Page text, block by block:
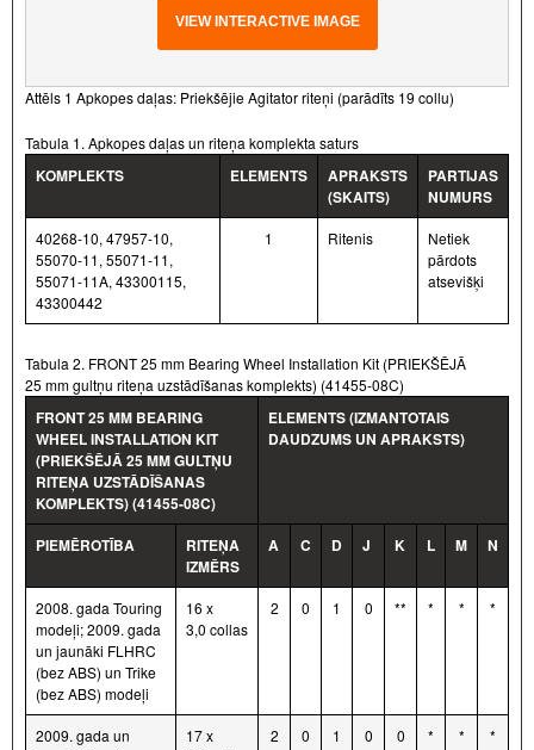
VIEW INTERACTIVE IMAGE
Attēls 1 Apkopes daļas: Priekšējie Agitator riteņi (parādīts 19 collu)
Tabula 1. Apkopes daļas un riteņa komplekta saturs
KOMPLEKTS ELEMENTS
APRAKSTS
(SKAITS)
PARTIJAS
NUMURS
40268-10, 47957-10,
55070-11, 55071-11,
55071-11A, 43300115,
43300442
1 Ritenis
Netiek
pārdots
atsevišķi
Tabula 2. FRONT 25 mm Bearing Wheel Installation Kit (PRIEKŠĒJĀ
25 mm gultņu riteņa uzstādīšanas komplekts) (41455-08C)
FRONT 25 MM BEARING
WHEEL INSTALLATION KIT
(PRIEKŠĒJĀ 25 MM GULTŅU
RITEŅA UZSTĀDĪŠANAS
KOMPLEKTS) (41455-08C)
ELEMENTS (IZMANTOTAIS
DAUDZUMS UN APRAKSTS)
PIEMĒROTĪBA
RITEŅA
IZMĒRS
A C D J K L M N
2008. gada Touring
modeļi; 2009. gada
un jaunāki FLHRC
(bez ABS) un Trike
(bez ABS) modeļi
16 x
3,0 collas
2 0 1 0 ** * * *
2009. gada un
17 x
2 0 1 0 0 * * *